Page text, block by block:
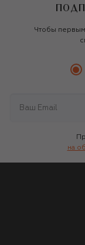
Чтобы
на